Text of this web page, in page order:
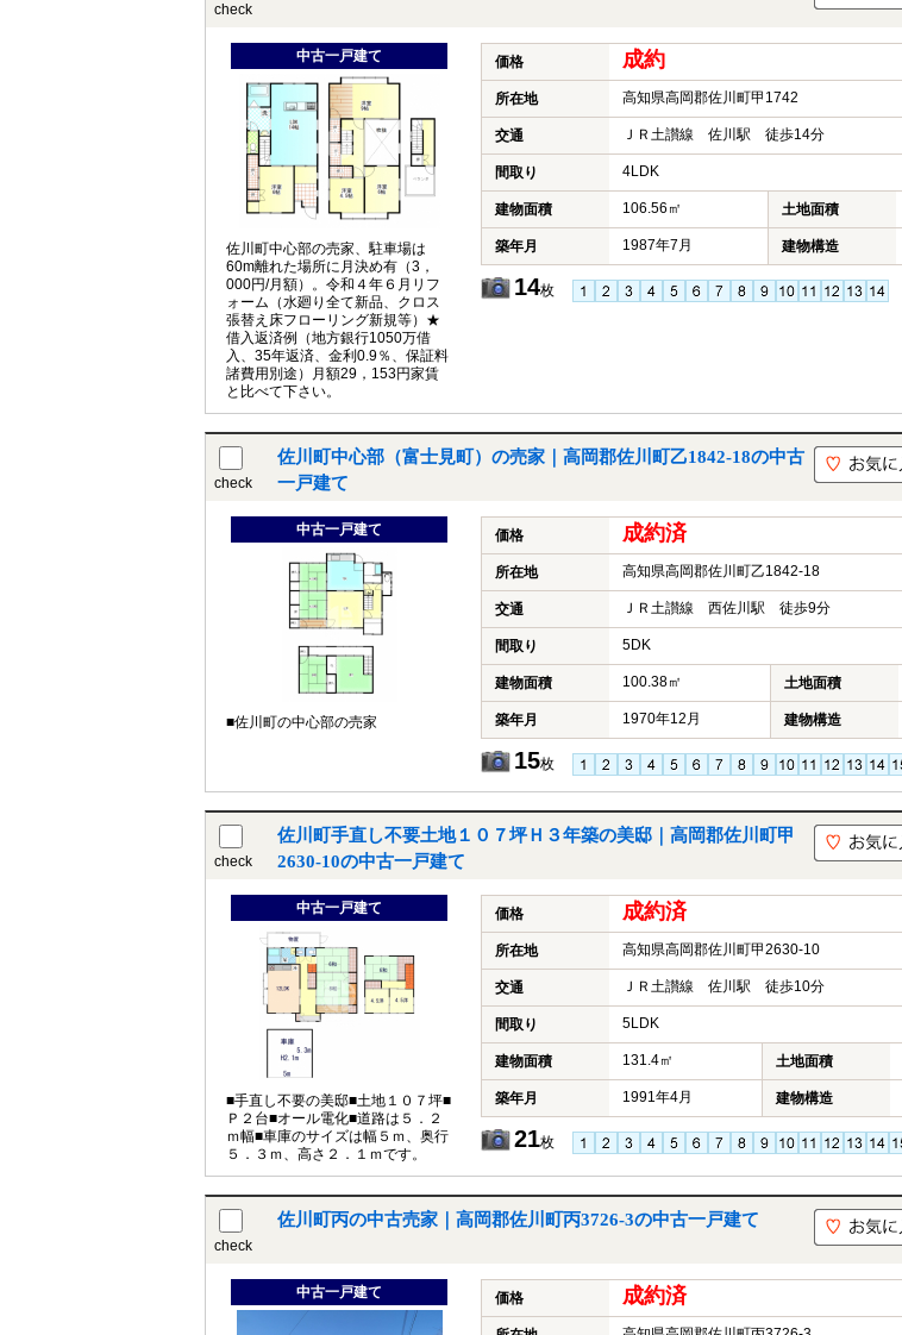
check
中古一戸建て
佐川町中心部の売家、駐車場は
60m離れた場所に月決め有（3，
000円/月額）。令和４年６月リフ
ォーム（水廻り全て新品、クロス
張替え床フローリング新規等）★
借入返済例（地方銀行1050万借
入、35年返済、金利0.9％、保証料
諸費用別途）月額29，153円家賃
と比べて下さい。
価格 成約
所在地 高知県高岡郡佐川町甲1742
交通 ＪＲ土讃線 佐川駅 徒歩14分
間取り 4LDK
建物面積 106.56㎡ 土地面積
築年月 1987年7月 建物構造
14枚
check
佐川町中心部（富士見町）の売家｜高岡郡佐川町乙1842-18の中古
一戸建て
中古一戸建て
■佐川町の中心部の売家
価格 成約済
所在地 高知県高岡郡佐川町乙1842-18
交通 ＪＲ土讃線 西佐川駅 徒歩9分
間取り 5DK
建物面積 100.38㎡ 土地面積
築年月 1970年12月 建物構造
15枚
check
佐川町手直し不要土地１０７坪Ｈ３年築の美邸｜高岡郡佐川町甲
2630-10の中古一戸建て
中古一戸建て
■手直し不要の美邸■土地１０７坪■
Ｐ２台■オール電化■道路は５．２
ｍ幅■車庫のサイズは幅５ｍ、奥行
５．３ｍ、高さ２．１ｍです。
価格 成約済
所在地 高知県高岡郡佐川町甲2630-10
交通 ＪＲ土讃線 佐川駅 徒歩10分
間取り 5LDK
建物面積 131.4㎡ 土地面積
築年月 1991年4月 建物構造
21枚
check
佐川町丙の中古売家｜高岡郡佐川町丙3726-3の中古一戸建て
中古一戸建て 価格 成約済